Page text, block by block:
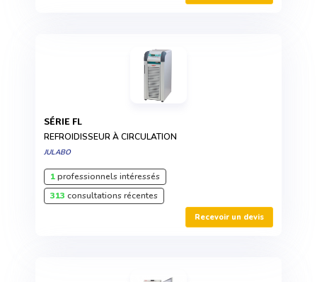
SÉRIE FL
REFROIDISSEUR À CIRCULATION
JULABO
1professionnels intéressés
313 consultations récentes
Recevoir un devis